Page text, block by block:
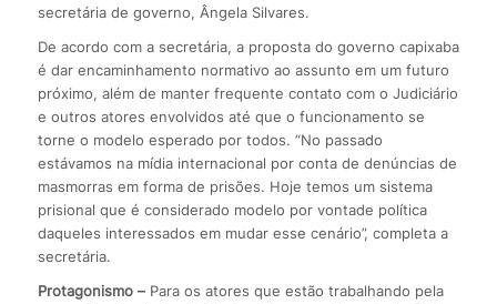
secretária de governo, Ângela Silvares.
De acordo com a secretária, a proposta do governo capixaba
é dar encaminhamento normativo ao assunto em um futuro
próximo, além de manter frequente contato com o Judiciário
e outros atores envolvidos até que o funcionamento se
torne o modelo esperado por todos. “No passado
estávamos na mídia internacional por conta de denúncias de
masmorras em forma de prisões. Hoje temos um sistema
prisional que é considerado modelo por vontade política
daqueles interessados em mudar esse cenário”, completa a
secretária.
Protagonismo – Para os atores que estão trabalhando pela